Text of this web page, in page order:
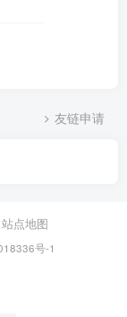
友链申请
站点地图
号-1